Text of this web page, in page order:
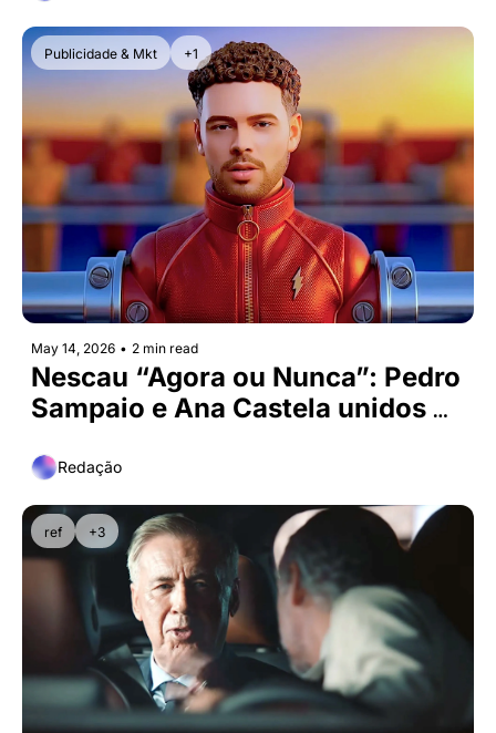
Publicidade & Mkt +1
May 14, 2026 • 2 min read
Nescau “Agora ou Nunca”: Pedro
Sampaio e Ana Castela unidos
Redação
ref +3